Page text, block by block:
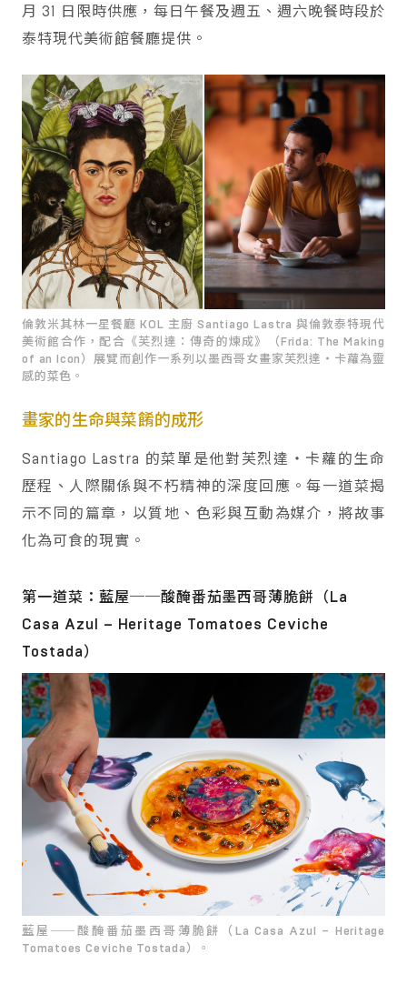
月 31 日限時供應，每日午餐及週五、週六晚餐時段於
泰特現代美術館餐廳提供。
倫敦米其林一星餐廳 KOL 主廚 Santiago Lastra 與倫敦泰特現代
美術館合作，配合《芙烈達：傳奇的煉成》（Frida: The Making
of an Icon）展覽而創作一系列以墨西哥女畫家芙烈達・卡蘿為靈
感的菜色。
畫家的生命與菜餚的成形
Santiago Lastra 的菜單是他對芙烈達・卡蘿的生命
歷程、人際關係與不朽精神的深度回應。每一道菜揭
示不同的篇章，以質地、色彩與互動為媒介，將故事
化為可食的現實。
第一道菜：藍屋──酸醃番茄墨西哥薄脆餅（La
Casa Azul – Heritage Tomatoes Ceviche
Tostada）
藍屋──酸醃番茄墨西哥薄脆餅（La Casa Azul – Heritage
Tomatoes Ceviche Tostada）。